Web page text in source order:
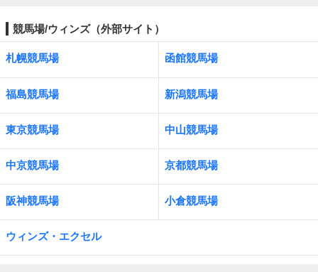
競馬場/ウィンズ（外部サイト）
札幌競馬場 函館競馬場
福島競馬場 新潟競馬場
東京競馬場 中山競馬場
中京競馬場 京都競馬場
阪神競馬場 小倉競馬場
ウィンズ・エクセル